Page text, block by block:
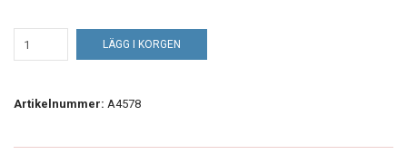
LÄGG I KORGEN
Artikelnummer: A4578